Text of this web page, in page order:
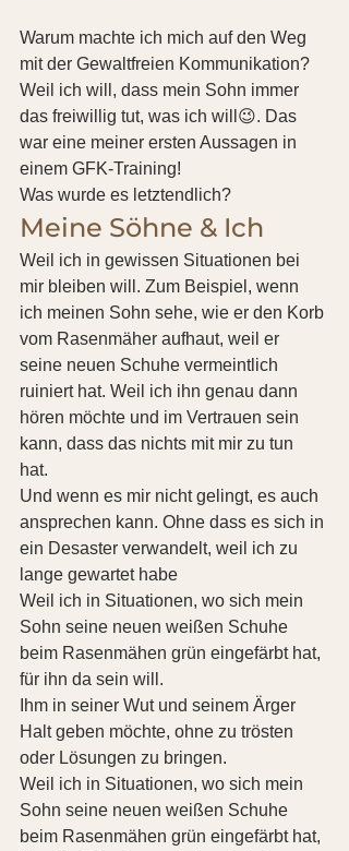
Warum machte ich mich auf den Weg
mit der Gewaltfreien Kommunikation?
Weil ich will, dass mein Sohn immer
das freiwillig tut, was ich will😉. Das
war eine meiner ersten Aussagen in
einem GFK-Training!
Was wurde es letztendlich?
Meine Söhne & Ich
Weil ich in gewissen Situationen bei
mir bleiben will. Zum Beispiel, wenn
ich meinen Sohn sehe, wie er den Korb
vom Rasenmäher aufhaut, weil er
seine neuen Schuhe vermeintlich
ruiniert hat. Weil ich ihn genau dann
hören möchte und im Vertrauen sein
kann, dass das nichts mit mir zu tun
hat.
Und wenn es mir nicht gelingt, es auch
ansprechen kann. Ohne dass es sich in
ein Desaster verwandelt, weil ich zu
lange gewartet habe
Weil ich in Situationen, wo sich mein
Sohn seine neuen weißen Schuhe
beim Rasenmähen grün eingefärbt hat,
für ihn da sein will.
Ihm in seiner Wut und seinem Ärger
Halt geben möchte, ohne zu trösten
oder Lösungen zu bringen.
Weil ich in Situationen, wo sich mein
Sohn seine neuen weißen Schuhe
beim Rasenmähen grün eingefärbt hat,